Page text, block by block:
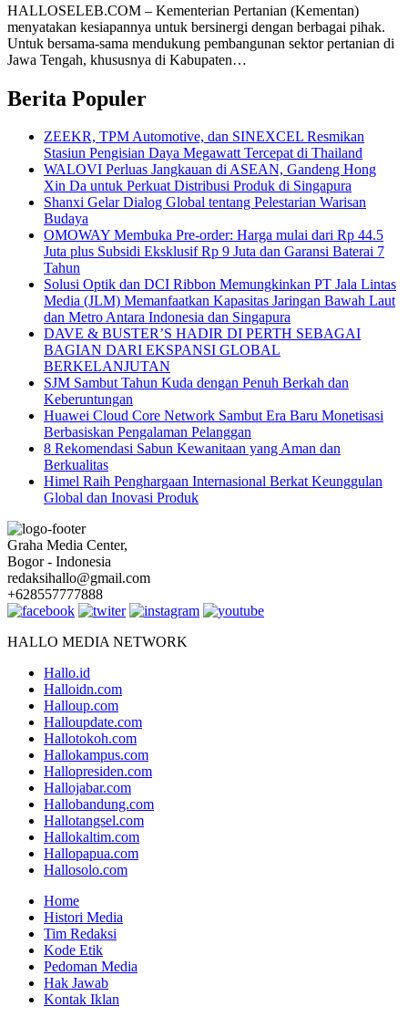
HALLOSELEB.COM – Kementerian Pertanian (Kementan)
menyatakan kesiapannya untuk bersinergi dengan berbagai pihak.
Untuk bersama-sama mendukung pembangunan sektor pertanian di
Jawa Tengah, khususnya di Kabupaten…
Berita Populer
ZEEKR, TPM Automotive, dan SINEXCEL Resmikan
Stasiun Pengisian Daya Megawatt Tercepat di Thailand
WALOVI Perluas Jangkauan di ASEAN, Gandeng Hong
Xin Da untuk Perkuat Distribusi Produk di Singapura
Shanxi Gelar Dialog Global tentang Pelestarian Warisan
Budaya
OMOWAY Membuka Pre-order: Harga mulai dari Rp 44.5
Juta plus Subsidi Eksklusif Rp 9 Juta dan Garansi Baterai 7
Tahun
Solusi Optik dan DCI Ribbon Memungkinkan PT Jala Lintas
Media (JLM) Memanfaatkan Kapasitas Jaringan Bawah Laut
dan Metro Antara Indonesia dan Singapura
DAVE & BUSTER’S HADIR DI PERTH SEBAGAI
BAGIAN DARI EKSPANSI GLOBAL
BERKELANJUTAN
SJM Sambut Tahun Kuda dengan Penuh Berkah dan
Keberuntungan
Huawei Cloud Core Network Sambut Era Baru Monetisasi
Berbasiskan Pengalaman Pelanggan
8 Rekomendasi Sabun Kewanitaan yang Aman dan
Berkualitas
Himel Raih Penghargaan Internasional Berkat Keunggulan
Global dan Inovasi Produk
Graha Media Center,
Bogor - Indonesia
redaksihallo@gmail.com
+628557777888
HALLO MEDIA NETWORK
Hallo.id
Halloidn.com
Halloup.com
Halloupdate.com
Hallotokoh.com
Hallokampus.com
Hallopresiden.com
Hallojabar.com
Hallobandung.com
Hallotangsel.com
Hallokaltim.com
Hallopapua.com
Hallosolo.com
Home
Histori Media
Tim Redaksi
Kode Etik
Pedoman Media
Hak Jawab
Kontak Iklan